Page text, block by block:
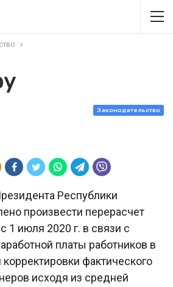
Законодательство
Республики
произвести перерасчет
1 июля 2020 г. в связи с
платы работников в
фактического
исходя из средней